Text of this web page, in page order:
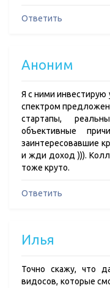
Ответить
Аноним
Я с ними
спектром
стартапы,
объективные
заинтересовавшие
и жди доход ))).
тоже круто.
Ответить
Илья
Точно скажу, что
видосов, которые